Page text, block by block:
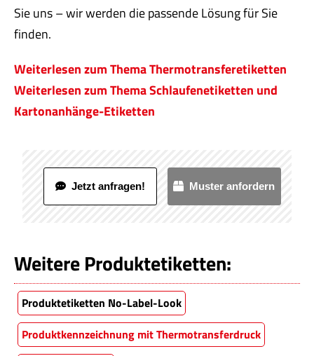
Sie uns – wir werden die passende Lösung für Sie
finden.
Weiterlesen zum Thema Thermotransferetiketten
Weiterlesen zum Thema Schlaufenetiketten und
Kartonanhänge-Etiketten
Jetzt anfragen! Muster anfordern
Weitere Produktetiketten:
Produktetiketten No-Label-Look
Produktkennzeichnung mit Thermotransferdruck